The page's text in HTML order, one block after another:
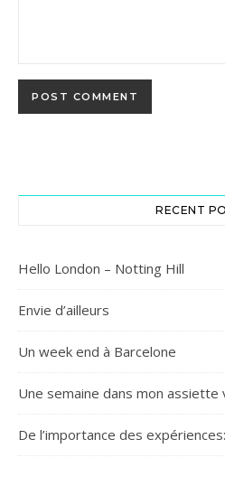
RECENT
Hello London – Notting Hill
Envie d’ailleurs
Un week end à Barcelone
Une semaine dans mon assiette
De l’importance des